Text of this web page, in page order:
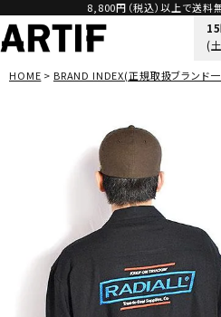
8,800円（税込）以上で送料
(
HOME BRAND INDEX(正規取扱ブランド